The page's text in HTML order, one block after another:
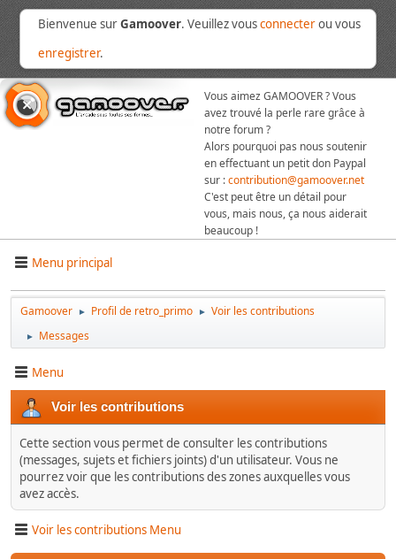
Bienvenue surGamoover. Veuillez vousconnecterou vous
enregistrer.
Vous aimez GAMOOVER ? Vous
avez trouvé la perle rare grâce à
notre forum ?
Alors pourquoi pas nous soutenir
en effectuant un petit don Paypal
sur :contribution@gamoover.net
C'est peut être un détail pour
vous, mais nous, ça nous aiderait
beaucoup !
Menu principal
Gamoover ► Profil de retro_primo ► Voir les contributions
► Messages
Menu
Voir les contributions
Cette section vous permet de consulter les contributions
(messages, sujets et fichiers joints) d'un utilisateur. Vous ne
pourrez voir que les contributions des zones auxquelles vous
avez accès.
Voir les contributions Menu